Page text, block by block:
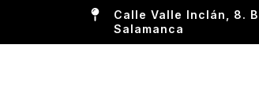
Calle Valle Inclán, 8.
Salamanca